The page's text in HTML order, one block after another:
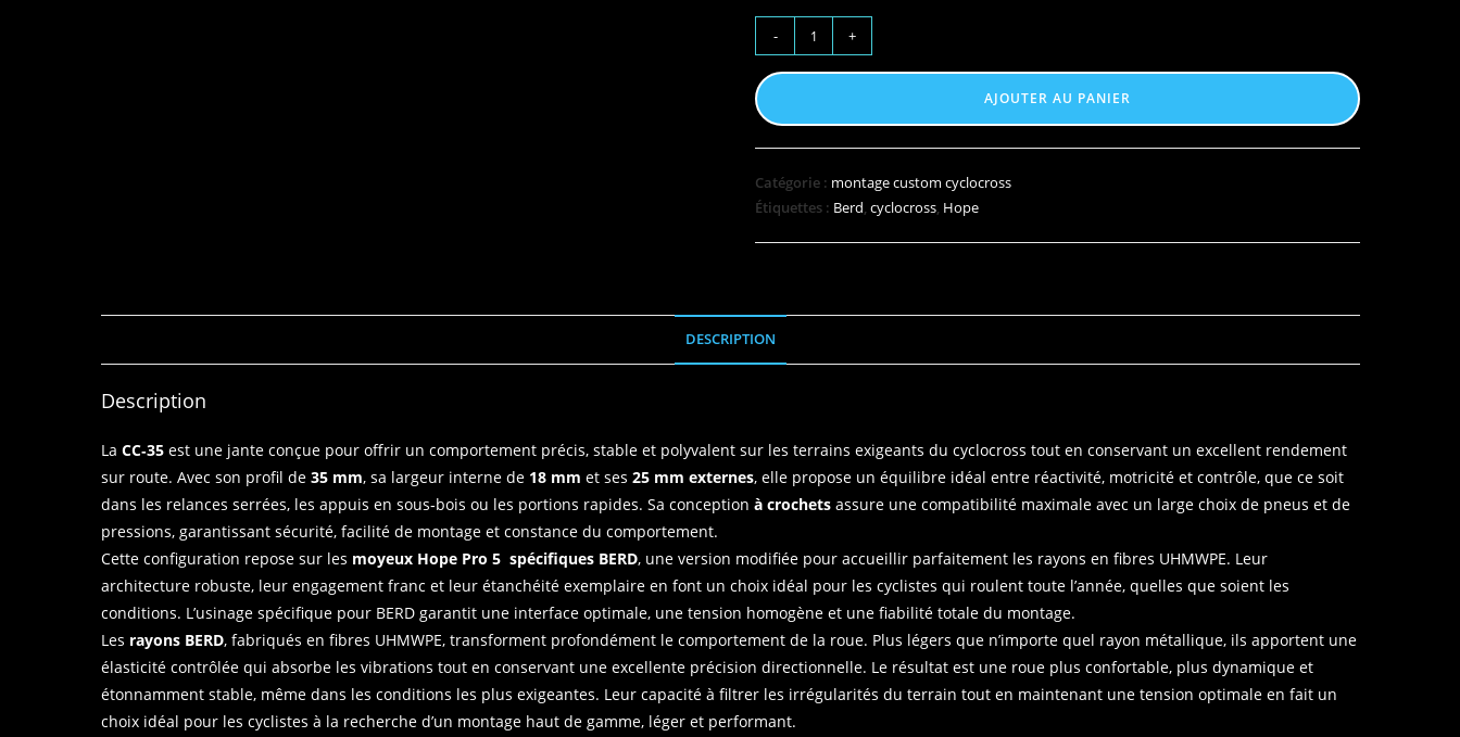
- +
AJOUTER AU PANIER
Catégorie : montage custom cyclocross
Étiquettes : Berd,cyclocross, Hope
DESCRIPTION
Description
La CC‑35est une jante conçue pour offrir un comportement précis, stable et polyvalent sur les terrains exigeants du cyclocross tout en conservant un excellent rendement
sur route. Avec son profil de 35 mm, sa largeur interne de 18 mm et ses 25 mm externes, elle propose un équilibre idéal entre réactivité, motricité et contrôle, que ce soit
dans les relances serrées, les appuis en sous‑bois ou les portions rapides. Sa conception à crochetsassure une compatibilité maximale avec un large choix de pneus et de
pressions, garantissant sécurité, facilité de montage et constance du comportement.
Cette configuration repose sur les moyeux Hope Pro 5 spécifiques BERD, une version modifiée pour accueillir parfaitement les rayons en fibres UHMWPE. Leur
architecture robuste, leur engagement franc et leur étanchéité exemplaire en font un choix idéal pour les cyclistes qui roulent toute l’année, quelles que soient les
conditions. L’usinage spécifique pour BERD garantit une interface optimale, une tension homogène et une fiabilité totale du montage.
Les rayons BERD, fabriqués en fibres UHMWPE, transforment profondément le comportement de la roue. Plus légers que n’importe quel rayon métallique, ils apportent une
élasticité contrôlée qui absorbe les vibrations tout en conservant une excellente précision directionnelle. Le résultat est une roue plus confortable, plus dynamique et
étonnamment stable, même dans les conditions les plus exigeantes. Leur capacité à filtrer les irrégularités du terrain tout en maintenant une tension optimale en fait un
choix idéal pour les cyclistes à la recherche d’un montage haut de gamme, léger et performant.